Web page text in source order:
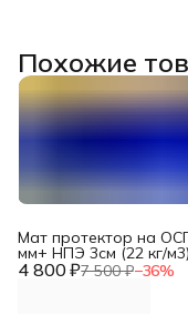
Похожие
4 800 ₽7 500 ₽−36%
Мат протектор на
мм+ НПЭ 3см (22 кг/
крючках DNN